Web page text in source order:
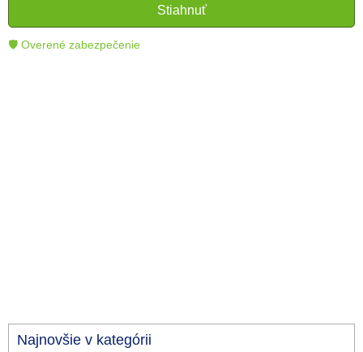
čitateľom lepšie porozumieť a využiť moderné
technológie.
Stiahnuť
🛡 Overené zabezpečenie
Najnovšie v kategórii